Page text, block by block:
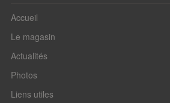
Accueil
Le magasin
Actualités
Photos
Liens utiles